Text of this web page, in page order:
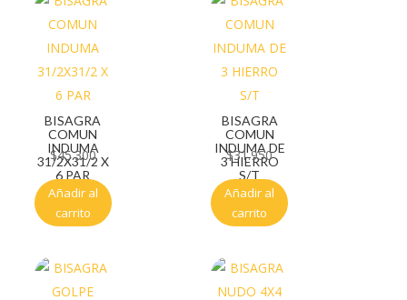
BISAGRA
COMUN
INDUMA
31/2X31/2 X
6 PAR
$45.300
Añadir al
carrito
BISAGRA
COMUN
INDUMA DE
3 HIERRO
S/T
$31.950
Añadir al
carrito